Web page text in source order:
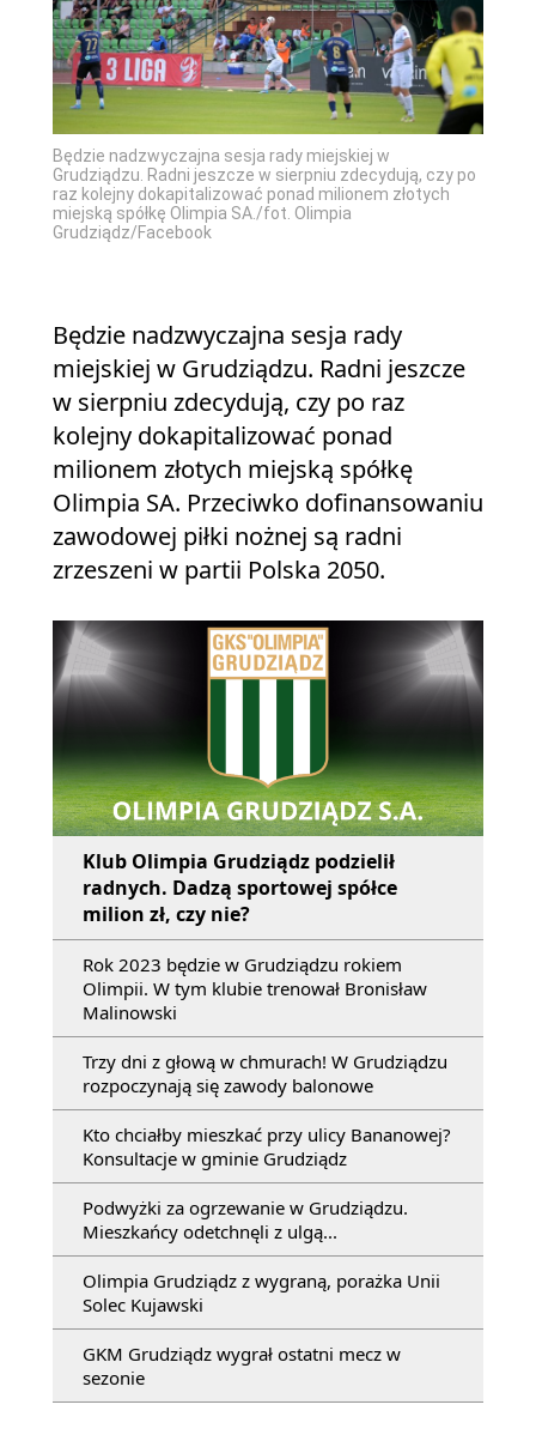
Będzie nadzwyczajna sesja rady miejskiej w
Grudziądzu. Radni jeszcze w sierpniu zdecydują, czy po
raz kolejny dokapitalizować ponad milionem złotych
miejską spółkę Olimpia SA./fot. Olimpia
Grudziądz/Facebook
Będzie nadzwyczajna sesja rady
miejskiej w Grudziądzu. Radni jeszcze
w sierpniu zdecydują, czy po raz
kolejny dokapitalizować ponad
milionem złotych miejską spółkę
Olimpia SA. Przeciwko dofinansowaniu
zawodowej piłki nożnej są radni
zrzeszeni w partii Polska 2050.
Klub Olimpia Grudziądz podzielił
radnych. Dadzą sportowej spółce
milion zł, czy nie?
Rok 2023 będzie w Grudziądzu rokiem
Olimpii. W tym klubie trenował Bronisław
Malinowski
Trzy dni z głową w chmurach! W Grudziądzu
rozpoczynają się zawody balonowe
Kto chciałby mieszkać przy ulicy Bananowej?
Konsultacje w gminie Grudziądz
Podwyżki za ogrzewanie w Grudziądzu.
Mieszkańcy odetchnęli z ulgą...
Olimpia Grudziądz z wygraną, porażka Unii
Solec Kujawski
GKM Grudziądz wygrał ostatni mecz w
sezonie